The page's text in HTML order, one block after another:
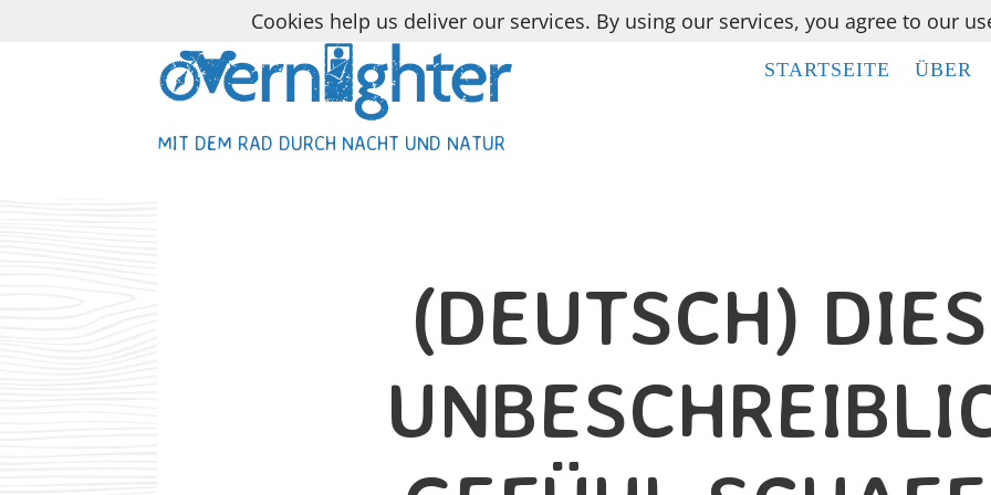
STARTSEITE ÜBER
MIT DEM RAD DURCH NACHT UND NATUR
STARTSEITE ÜBER
MIT DEM RAD DURCH NACHT UND NATUR
(DEUTSCH)
Cookies help us deliver our services. By using our services, you agree to our